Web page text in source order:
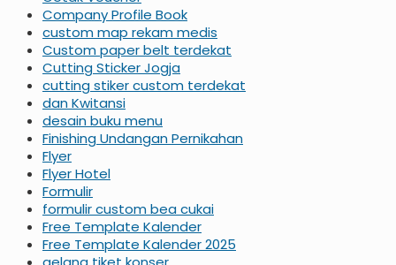
Company Profile Book
custom map rekam medis
Custom paper belt terdekat
Cutting Sticker Jogja
cutting stiker custom terdekat
dan Kwitansi
desain buku menu
Finishing Undangan Pernikahan
Flyer
Flyer Hotel
Formulir
formulir custom bea cukai
Free Template Kalender
Free Template Kalender 2025